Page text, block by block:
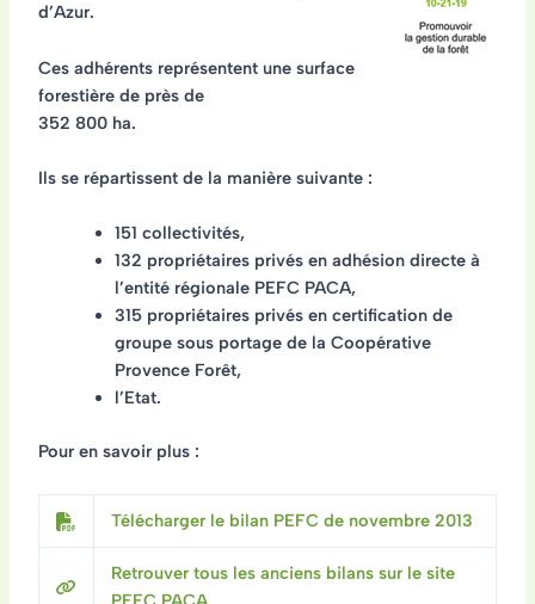
d’Azur.
Ces adhérents représentent une surface
forestière de près de
352 800 ha.
Ils se répartissent de la manière suivante :
151 collectivités,
132 propriétaires privés en adhésion directe à
l’entité régionale PEFC PACA,
315 propriétaires privés en certification de
groupe sous portage de la Coopérative
Provence Forêt,
l’Etat.
Pour en savoir plus :
Télécharger le bilan PEFC de novembre 2013
Retrouver tous les anciens bilans sur le site